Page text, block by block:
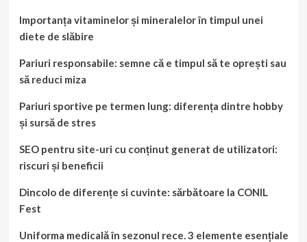
Importanța vitaminelor și mineralelor în timpul unei
diete de slăbire
Pariuri responsabile: semne că e timpul să te oprești sau
să reduci miza
Pariuri sportive pe termen lung: diferența dintre hobby
și sursă de stres
SEO pentru site-uri cu conținut generat de utilizatori:
riscuri și beneficii
Dincolo de diferențe si cuvinte: sărbătoare la CONIL
Fest
Uniforma medicală în sezonul rece. 3 elemente esențiale